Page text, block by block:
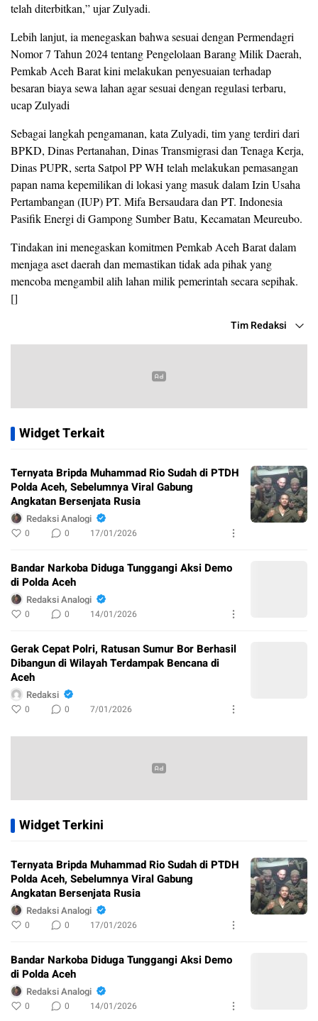
telah diterbitkan,” ujar Zulyadi.
Lebih lanjut, ia menegaskan bahwa sesuai dengan Permendagri
Nomor 7 Tahun 2024 tentang Pengelolaan Barang Milik Daerah,
Pemkab Aceh Barat kini melakukan penyesuaian terhadap
besaran biaya sewa lahan agar sesuai dengan regulasi terbaru,
ucap Zulyadi
Sebagai langkah pengamanan, kata Zulyadi, tim yang terdiri dari
BPKD, Dinas Pertanahan, Dinas Transmigrasi dan Tenaga Kerja,
Dinas PUPR, serta Satpol PP WH telah melakukan pemasangan
papan nama kepemilikan di lokasi yang masuk dalam Izin Usaha
Pertambangan (IUP) PT. Mifa Bersaudara dan PT. Indonesia
Pasifik Energi di Gampong Sumber Batu, Kecamatan Meureubo.
Tindakan ini menegaskan komitmen Pemkab Aceh Barat dalam
menjaga aset daerah dan memastikan tidak ada pihak yang
mencoba mengambil alih lahan milik pemerintah secara sepihak.
[]
Tim Redaksi
Widget Terkait
Ternyata Bripda Muhammad Rio Sudah di PTDH
Polda Aceh, Sebelumnya Viral Gabung
Angkatan Bersenjata Rusia
Redaksi Analogi
0 0 17/01/2026
Bandar Narkoba Diduga Tunggangi Aksi Demo
di Polda Aceh
Redaksi Analogi
0 0 14/01/2026
Gerak Cepat Polri, Ratusan Sumur Bor Berhasil
Dibangun di Wilayah Terdampak Bencana di
Aceh
Redaksi
0 0 7/01/2026
Widget Terkini
Ternyata Bripda Muhammad Rio Sudah di PTDH
Polda Aceh, Sebelumnya Viral Gabung
Angkatan Bersenjata Rusia
Redaksi Analogi
0 0 17/01/2026
Bandar Narkoba Diduga Tunggangi Aksi Demo
di Polda Aceh
Redaksi Analogi
0 0 14/01/2026